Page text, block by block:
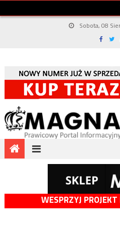
Sobota, 08
WESPRZYJ